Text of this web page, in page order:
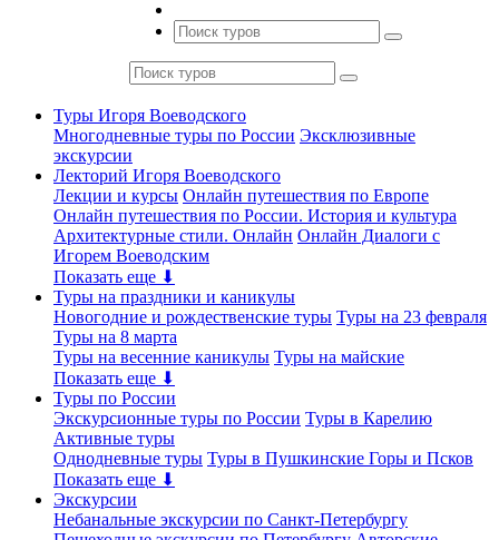
Туры Игоря Воеводского
Многодневные туры по России Эксклюзивные
экскурсии
Лекторий Игоря Воеводского
Лекции и курсы Онлайн путешествия по Европе
Онлайн путешествия по России. История и культура
Архитектурные стили. Онлайн Онлайн Диалоги с
Игорем Воеводским
Показать еще ⬇
Туры на праздники и каникулы
Новогодние и рождественские туры Туры на 23 февраля
Туры на 8 марта
Туры на весенние каникулы Туры на майские
Показать еще ⬇
Туры по России
Экскурсионные туры по России Туры в Карелию
Активные туры
Однодневные туры Туры в Пушкинские Горы и Псков
Показать еще ⬇
Экскурсии
Небанальные экскурсии по Санкт-Петербургу